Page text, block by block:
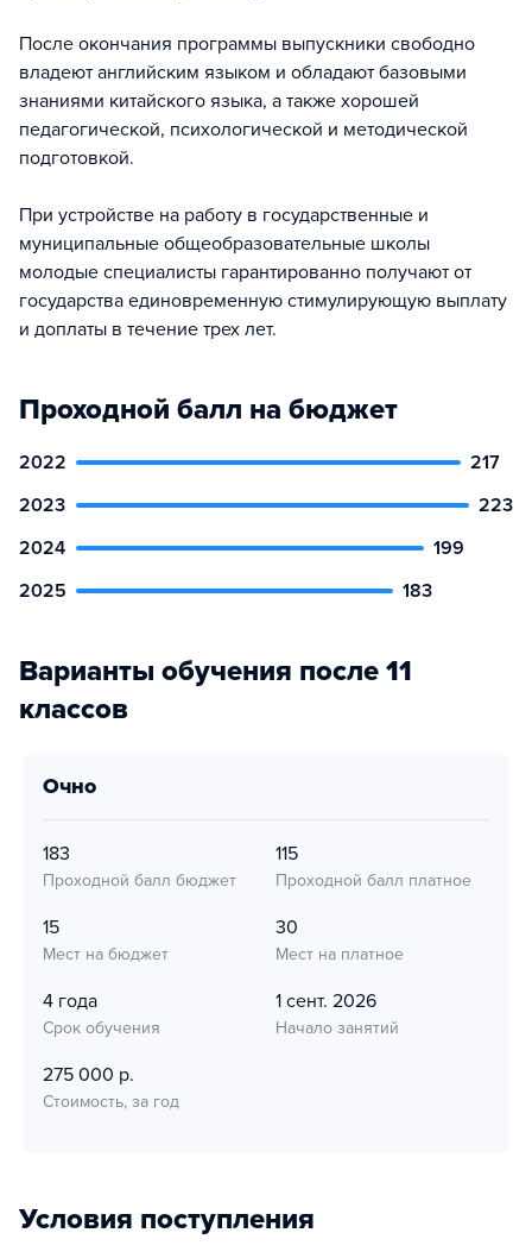
После окончания программы выпускники свободно
владеют английским языком и обладают базовыми
знаниями китайского языка, а также хорошей
педагогической, психологической и методической
подготовкой.
При устройстве на работу в государственные и
муниципальные общеобразовательные школы
молодые специалисты гарантированно получают от
государства единовременную стимулирующую выплату
и доплаты в течение трех лет.
Проходной балл на бюджет
2022
217
2023
223
2024
199
2025
183
Варианты обучения после 11
классов
очно
183
Проходной балл бюджет
115
Проходной балл платное
15
Мест на бюджет
30
Мест на платное
4 года
Срок обучения
1 сент. 2026
Начало занятий
275 000 р.
Стоимость, за год
Условия поступления